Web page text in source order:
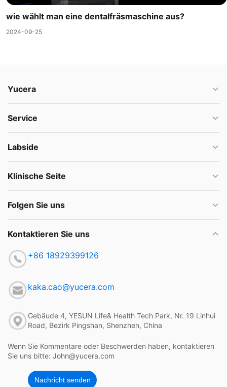
wie wählt man eine dentalfräsmaschine aus?
2024-09-25
Yucera
Service
Labside
Klinische Seite
Folgen Sie uns
Kontaktieren Sie uns
+86 18929399126
kaka.cao@yucera.com
Gebäude 4, YESUN Life& Health Tech Park, Nr. 19 Linhui
Road, Bezirk Pingshan, Shenzhen, China
Wenn Sie Kommentare oder Beschwerden haben, kontaktieren
Sie uns bitte: John@yucera.com
Nachricht senden